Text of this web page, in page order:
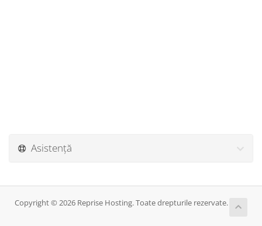
Asistență
Copyright © 2026 Reprise Hosting. Toate drepturile rezervate.